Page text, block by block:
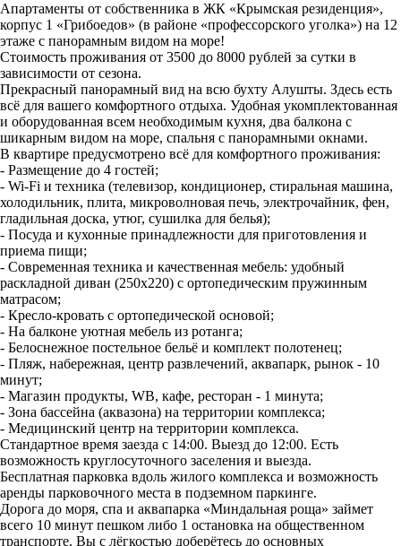
Апартаменты от собственника в ЖК «Крымская резиденция»,
корпус 1 «Грибоедов» (в районе «профессорского уголка») на 12
этаже с панорамным видом на море!
Стоимость проживания от 3500 до 8000 рублей за сутки в
зависимости от сезона.
Прекрасный панорамный вид на всю бухту Алушты. Здесь есть
всё для вашего комфортного отдыха. Удобная укомплектованная
и оборудованная всем необходимым кухня, два балкона с
шикарным видом на море, спальня с панорамными окнами.
В квартире предусмотрено всё для комфортного проживания:
- Размещение до 4 гостей;
- Wi-Fi и техника (телевизор, кондиционер, стиральная машина,
холодильник, плита, микроволновая печь, электрочайник, фен,
гладильная доска, утюг, сушилка для белья);
- Посуда и кухонные принадлежности для приготовления и
приема пищи;
- Современная техника и качественная мебель: удобный
раскладной диван (250х220) с ортопедическим пружинным
матрасом;
- Кресло-кровать с ортопедической основой;
- На балконе уютная мебель из ротанга;
- Белоснежное постельное бельё и комплект полотенец;
- Пляж, набережная, центр развлечений, аквапарк, рынок - 10
минут;
- Магазин продукты, WB, кафе, ресторан - 1 минута;
- Зона бассейна (аквазона) на территории комплекса;
- Медицинский центр на территории комплекса.
Стандартное время заезда с 14:00. Выезд до 12:00. Есть
возможность круглосуточного заселения и выезда.
Бесплатная парковка вдоль жилого комплекса и возможность
аренды парковочного места в подземном паркинге.
Дорога до моря, спа и аквапарка «Миндальная роща» займет
всего 10 минут пешком либо 1 остановка на общественном
транспорте. Вы с лёгкостью доберётесь до основных